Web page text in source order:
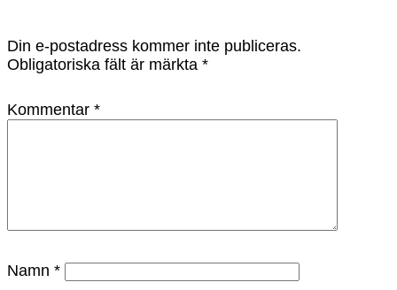
Din e-postadress kommer inte publiceras.
Obligatoriska fält är märkta *
Kommentar *
Namn *